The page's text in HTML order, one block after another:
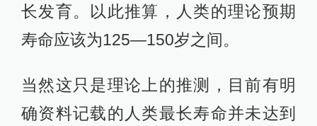
长发育。以此推算，人类的理论预期
寿命应该为125—150岁之间。
当然这只是理论上的推测，目前有明
确资料记载的人类最长寿命并未达到